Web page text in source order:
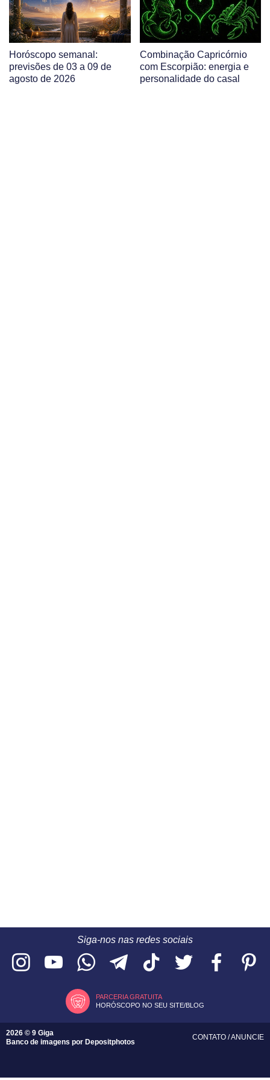
Horóscopo semanal:
previsões de 03 a 09 de
agosto de 2026
Combinação Capricórnio
com Escorpião: energia e
personalidade do casal
Siga-nos nas redes sociais
PARCERIA GRATUITA
HORÓSCOPO NO SEU SITE/BLOG
2026 © 9 Giga
Banco de imagens por Depositphotos
CONTATO /ANUNCIE